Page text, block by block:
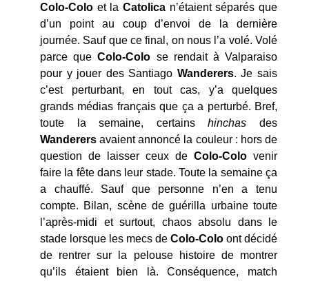
Colo-Colo et la Catolica n’étaient séparés que
d’un point au coup d’envoi de la dernière
journée. Sauf que ce final, on nous l’a volé. Volé
parce queColo-Colo se rendait à Valparaiso
pour y jouer des Santiago Wanderers. Je sais
c’est perturbant, en tout cas, y’a quelques
grands médias français que ça a perturbé. Bref,
toute la semaine, certainshinchas des
Wanderers avaient annoncé la couleur : hors de
question de laisser ceux de Colo-Colo venir
faire la fête dans leur stade. Toute la semaine ça
a chauffé. Sauf que personne n’en a tenu
compte. Bilan, scène de guérilla urbaine toute
l’après-midi et surtout, chaos absolu dans le
stade lorsque les mecs de Colo-Colo ont décidé
de rentrer sur la pelouse histoire de montrer
qu’ils étaient bien là. Conséquence, match